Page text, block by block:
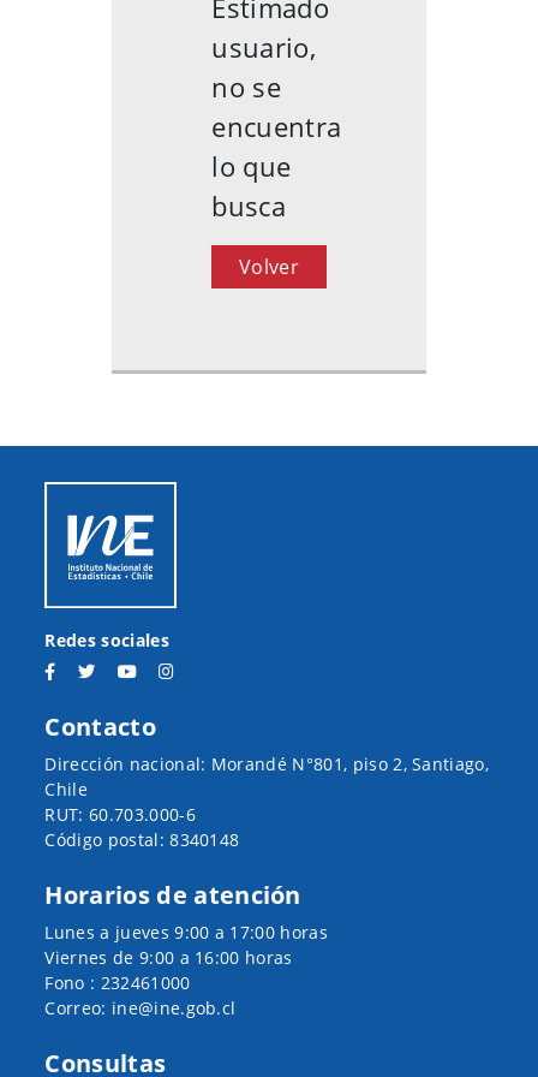
usuario,
no se
encuentra
lo que
busca
Volver
Redes sociales
Contacto
Dirección nacional: Morandé N°801, piso 2, Santiago,
Chile
RUT: 60.703.000-6
Código postal: 8340148
Horarios de atención
Lunes a jueves 9:00 a 17:00 horas
Viernes de 9:00 a 16:00 horas
Fono : 232461000
Correo: ine@ine.gob.cl
Consultas